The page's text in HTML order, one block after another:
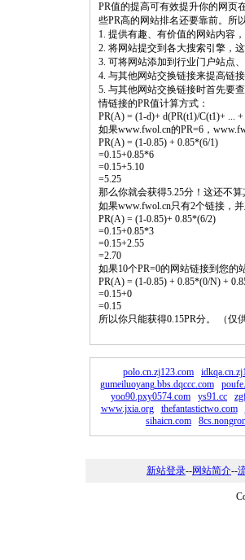
PR值的提高可有效提升你的网页
些PR高的网站排名还要靠前。所
1. 提供有趣、有价值的网站内容
2. 将网站提交到各大搜索引擎，
3. 可将网站添加到行业门户站点
4. 与其他网站交换链接来提高链接
5. 与其他网站交换链接时首先要
情链接的PR值计算方式：
PR(A) = (1-d)+ d(PR(t1)/C(t1)+ ...
如果www.fwol.cn的PR=6，
PR(A) = (1-0.85) + 0.85*(6/1)
=0.15+0.85*6
=0.15+5.10
=5.25
那么你就会获得5.25分！这还不算
如果www.fwol.cn只有2个链接，
PR(A) = (1-0.85)+ 0.85*(6/2)
=0.15+0.85*3
=0.15+2.55
=2.70
如果10个PR=0的网站链接到您的
PR(A) = (1-0.85) + 0.85*(0/N) +
=0.15+0
=0.15
所以你只能获得0.15PR分。 （仅
polo.cn.zj123.com
gumeiluoyang.bbs.dqccc.com
yoo90.pxy0574.com
ys91.cc
www.jxia.org
thefantastictwo.com
sihaicn.com
新站登录--网站简介--